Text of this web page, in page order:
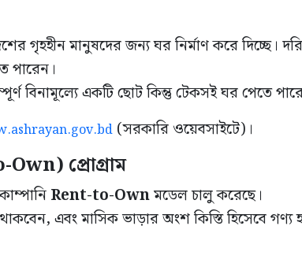
গৃহহীন মানুষদের জন্য ঘর নির্মাণ করে দিচ্ছে।
পারেন।
বিনামূল্যে একটি ছোট কিন্তু টেকসই ঘর পেতে
(সরকারি ওয়েবসাইটে)।
প্রোগ্রাম
Rent-to-Ownমডেল চালু করেছে।
এবং মাসিক ভাড়ার অংশ কিস্তি হিসেবে গণ্য